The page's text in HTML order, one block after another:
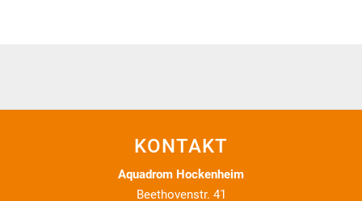
KONTAKT
Aquadrom Hockenheim
Beethovenstr. 41